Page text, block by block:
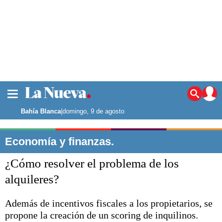
Noticias
La ciudad
Punta Alta
El país
El mundo
Deportes
Escenario Olímpico
Liga del Sur
Bahía Blanca|domingo, 9 de agosto
Economía y finanzas.
¿Cómo resolver el problema de los
alquileres?
Además de incentivos fiscales a los propietarios, se
propone la creación de un scoring de inquilinos.